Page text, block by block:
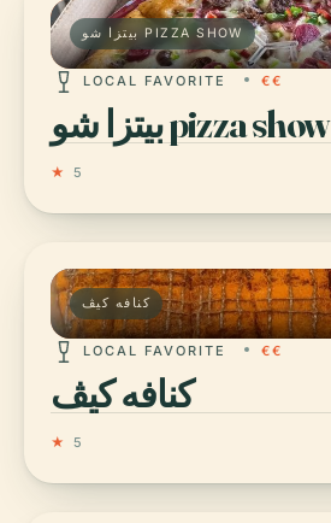
بيتزا شو PIZZA SHOW
LOCAL FAVORITE €€
بيتزا شو pizza show
★ 5
كنافه كيڤ
LOCAL FAVORITE €€
كنافه كيڤ
★ 5